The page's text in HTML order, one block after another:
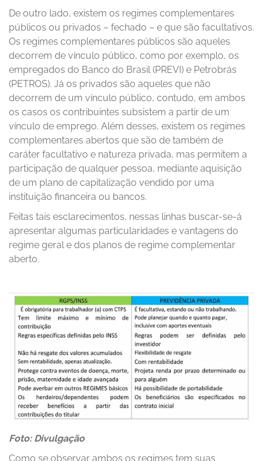
De outro lado, existem os regimes complementares
públicos ou privados – fechado – e que são facultativos.
Os regimes complementares públicos são aqueles
decorrem de vínculo público, como por exemplo, os
empregados do Banco do Brasil (PREVI) e Petrobrás
(PETROS). Já os privados são aqueles que não
decorrem de um vínculo público, contudo, em ambos
os casos os contribuintes subsistem a partir de um
vínculo de emprego. Além desses, existem os regimes
complementares abertos que são de também de
caráter facultativo e natureza privada, mas permitem a
participação de qualquer pessoa, mediante aquisição
de um plano de capitalização vendido por uma
instituição financeira ou bancos.
Feitas tais esclarecimentos, nessas linhas buscar-se-á
apresentar algumas particularidades e vantagens do
regime geral e dos planos de regime complementar
aberto.
Foto: Divulgação
Como se observar ambos os regimes tem suas